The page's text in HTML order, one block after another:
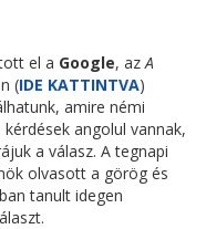
el a Google, azA
(IDE KATTINTVA)
amire némi
angolul vannak,
a válasz. A tegnapi
olvasott a görög és
tanult idegen